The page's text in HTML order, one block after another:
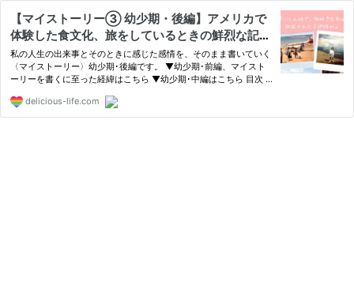
【マイストーリー③ 幼少期・後編】アメリカで
体験した食文化、旅をしているときの鮮烈な記憶
etc.
私の人生の出来事とそのときに感じた感情を、そのまま書いていく
〈マイストーリー〉幼少期･後編です。 ▼幼少期･前編、マイスト
ーリーを書くに至った経緯はこちら ▼幼少期･中編はこちら 目次 1
delicious-life.com